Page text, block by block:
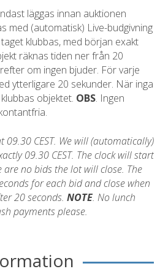
läggas innan auktionen
med (automatisk) Live-budgivning
klubbas, med början exakt
räknas tiden ner från 20
om ingen bjuder. För varje
ytterligare 20 sekunder. När inga
objektet. OBS. Ingen
09.30 CEST. We will (automatically)
09.30 CEST. The clock will start
no bids the lot will close. The
for each bid and close when
20 seconds. NOTE. No lunch
payments please.